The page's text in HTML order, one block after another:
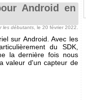
Android en
les débutants , le 20 février 2022.
sur Android. Avec les
du SDK,
la dernière fois nous
valeur d'un capteur de